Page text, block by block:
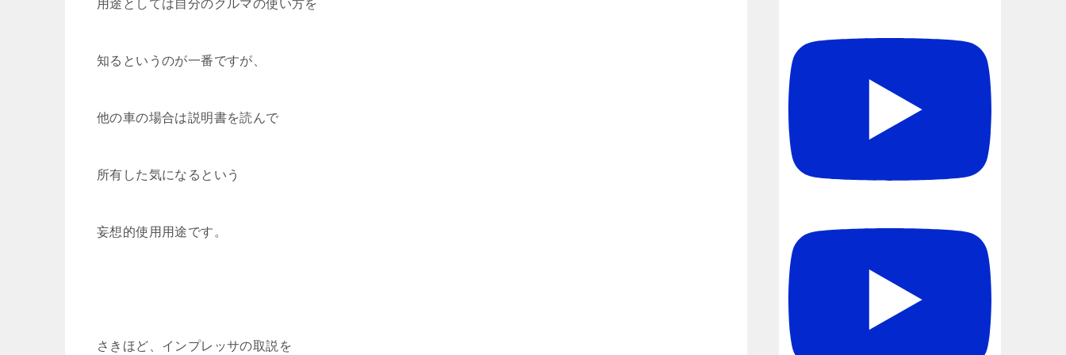
用途としては自分のクルマの使い方を
知るというのが一番ですが、
他の車の場合は説明書を読んで
所有した気になるという
妄想的使用用途です。
さきほど、インプレッサの取説を